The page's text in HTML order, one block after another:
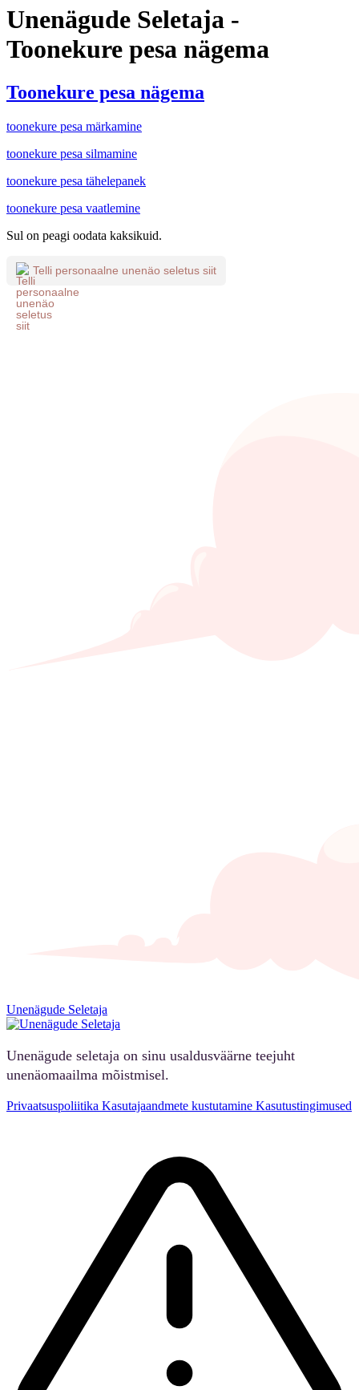
Unenägude Seletaja -
Toonekure pesa nägema
Toonekure pesa nägema
toonekure pesa märkamine
toonekure pesa silmamine
toonekure pesa tähelepanek
toonekure pesa vaatlemine
Sul on peagi oodata kaksikuid.
Telli personaalne unenäo seletus siit
Unenägude Seletaja
Unenägude seletaja on sinu usaldusväärne teejuht
unenäomaailma mõistmisel.
Privaatsuspoliitika Kasutajaandmete kustutamine Kasutustingimused